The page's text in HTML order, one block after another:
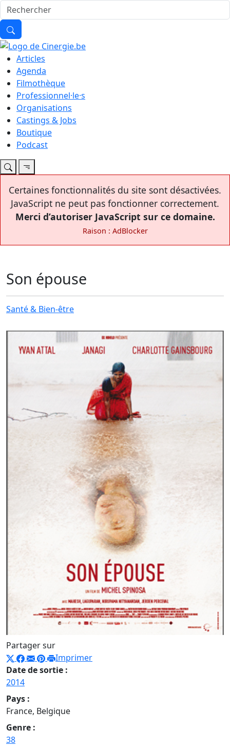
Articles
Agenda
Filmothèque
Professionnel·le·s
Organisations
Castings & Jobs
Boutique
Podcast
Certaines fonctionnalités du site sont désactivées.
JavaScript ne peut pas fonctionner correctement.
Merci d’autoriser JavaScript sur ce domaine.
Raison : AdBlocker
Son épouse
Santé & Bien-être
Partager sur
Imprimer
Date de sortie :
2014
Pays :
France, Belgique
Genre :
38